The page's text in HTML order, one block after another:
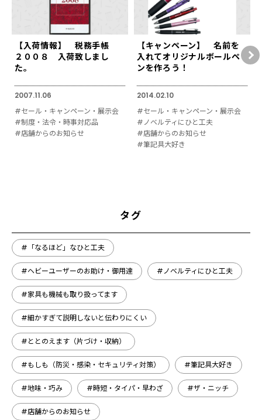
【入荷情報】 税務手帳
２００８ 入荷致しまし
た。
2007.11.06
#セール・キャンペーン・展示会
#制度・法令・時事対応品
#店舗からのお知らせ
【キャンペーン】 名前を
入れてオリジナルボールペ
ンを作ろう！
2014.02.10
#セール・キャンペーン・展示会
#ノベルティにひと工夫
#店舗からのお知らせ
#筆記具大好き
タグ
#「なるほど」なひと工夫
#ヘビーユーザーのお助け・御用達 #ノベルティにひと工夫
#家具も機械も取り扱ってます
#細かすぎて説明しないと伝わりにくい
#ととのえます（片づけ・収納）
#もしも（防災・感染・セキュリティ対策） #筆記具大好き
#地味・巧み #時短・タイパ・早わざ #ザ・ニッチ
#店舗からのお知らせ